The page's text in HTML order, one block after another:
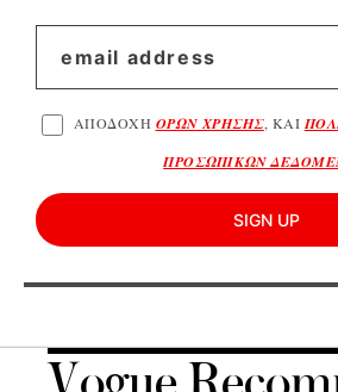
ΑΠΟΔΟΧΗ ΟΡΩΝ ΧΡΗΣΗΣ, ΚΑΙ
ΠΡΟΣΩΠΙΚΩΝ
SIGN UP